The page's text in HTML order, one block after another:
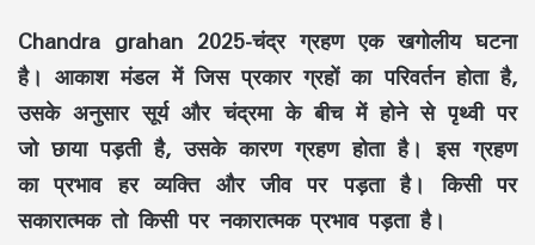
Chandra grahan 2025-चंद्र ग्रहण एक खगोलीय घटना
है। आकाश मंडल में जिस प्रकार ग्रहों का परिवर्तन होता है,
उसके अनुसार सूर्य और चंद्रमा के बीच में होने से पृथ्‍वी पर
जो छाया पड़ती है, उसके कारण ग्रहण होता है। इस ग्रहण
का प्रभाव हर व्‍यक्ति और जीव पर पड़ता है। किसी पर
सकारात्‍मक तो किसी पर नकारात्‍मक प्रभाव पड़ता है।